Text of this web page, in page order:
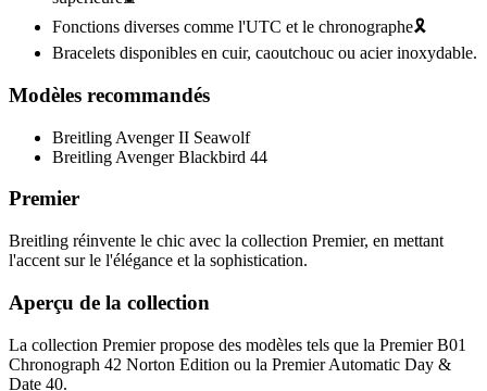
Fonctions diverses comme l'UTC et le chronographe🎗️
Bracelets disponibles en cuir, caoutchouc ou acier inoxydable.
Modèles recommandés
Breitling Avenger II Seawolf
Breitling Avenger Blackbird 44
Premier
Breitling réinvente le chic avec la collection Premier, en mettant
l'accent sur le l'élégance et la sophistication.
Aperçu de la collection
La collection Premier propose des modèles tels que la Premier B01
Chronograph 42 Norton Edition ou la Premier Automatic Day &
Date 40.